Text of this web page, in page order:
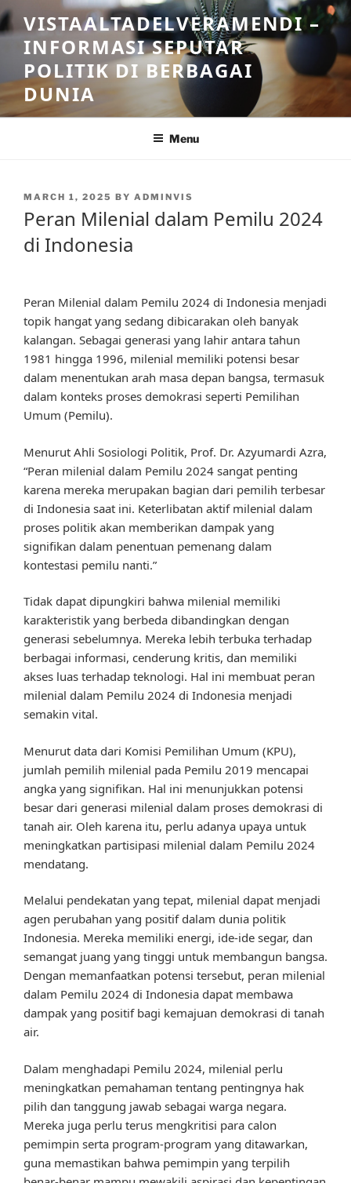
Skip
to
content
VISTAALTADELVERAMENDI –
INFORMASI SEPUTAR
POLITIK DI BERBAGAI
DUNIA
Menu
POSTED
MARCH 1, 2025 BY ADMINVIS
Peran Milenial dalam Pemilu 2024
di Indonesia
Peran Milenial dalam Pemilu 2024 di Indonesia menjadi
topik hangat yang sedang dibicarakan oleh banyak
kalangan. Sebagai generasi yang lahir antara tahun
1981 hingga 1996, milenial memiliki potensi besar
dalam menentukan arah masa depan bangsa, termasuk
dalam konteks proses demokrasi seperti Pemilihan
Umum (Pemilu).
Menurut Ahli Sosiologi Politik, Prof. Dr. Azyumardi Azra,
“Peran milenial dalam Pemilu 2024 sangat penting
karena mereka merupakan bagian dari pemilih terbesar
di Indonesia saat ini. Keterlibatan aktif milenial dalam
proses politik akan memberikan dampak yang
signifikan dalam penentuan pemenang dalam
kontestasi pemilu nanti.”
Tidak dapat dipungkiri bahwa milenial memiliki
karakteristik yang berbeda dibandingkan dengan
generasi sebelumnya. Mereka lebih terbuka terhadap
berbagai informasi, cenderung kritis, dan memiliki
akses luas terhadap teknologi. Hal ini membuat peran
milenial dalam Pemilu 2024 di Indonesia menjadi
semakin vital.
Menurut data dari Komisi Pemilihan Umum (KPU),
jumlah pemilih milenial pada Pemilu 2019 mencapai
angka yang signifikan. Hal ini menunjukkan potensi
besar dari generasi milenial dalam proses demokrasi di
tanah air. Oleh karena itu, perlu adanya upaya untuk
meningkatkan partisipasi milenial dalam Pemilu 2024
mendatang.
Melalui pendekatan yang tepat, milenial dapat menjadi
agen perubahan yang positif dalam dunia politik
Indonesia. Mereka memiliki energi, ide-ide segar, dan
semangat juang yang tinggi untuk membangun bangsa.
Dengan memanfaatkan potensi tersebut, peran milenial
dalam Pemilu 2024 di Indonesia dapat membawa
dampak yang positif bagi kemajuan demokrasi di tanah
air.
Dalam menghadapi Pemilu 2024, milenial perlu
meningkatkan pemahaman tentang pentingnya hak
pilih dan tanggung jawab sebagai warga negara.
Mereka juga perlu terus mengkritisi para calon
pemimpin serta program-program yang ditawarkan,
guna memastikan bahwa pemimpin yang terpilih